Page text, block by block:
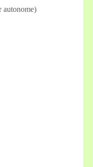
autonome)